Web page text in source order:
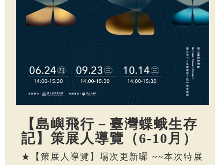
【島嶼飛行－臺灣蝶蛾生存
記】策展人導覽（6-10月）
★【策展人導覽】場次更新囉 ~~本次特展